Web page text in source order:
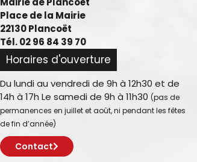
Place de la Mairie
22130 Plancoët
Tél. 02 96 84 39 70
Horaires d'ouverture
Du lundi au vendredi de 9h à 12h30 et de
14h à 17h Le samedi de 9h à 11h30 (pas de
permanences en juillet et août, ni pendant les fêtes
de fin d’année)
Contact